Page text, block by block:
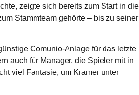
zeigte sich bereits zum Start in die
Stammteam gehörte – bis zu seiner
Comunio-Anlage für das letzte
auch für Manager, die Spieler mit in
viel Fantasie, um Kramer unter